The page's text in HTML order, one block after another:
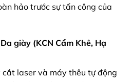
hảo trước sự tấn công của
giày (KCN Cẩm Khê, Hạ
cắt laser và máy thêu tự động